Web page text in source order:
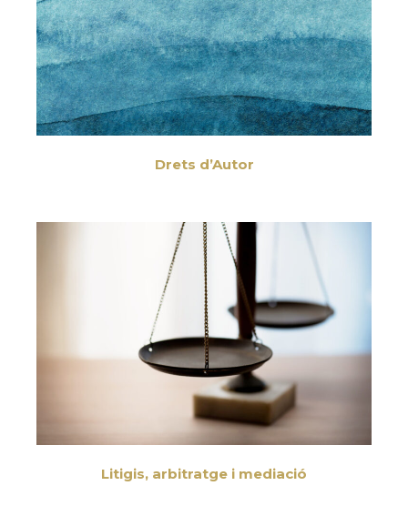
Drets d’Autor
Litigis, arbitratge i mediació